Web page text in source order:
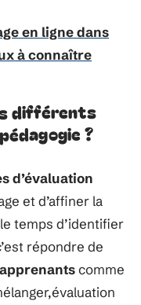
en ligne dans
à connaître
différents
?
d’évaluation
et d’affiner la
temps d’identifier
répondre de
apprenantscomme